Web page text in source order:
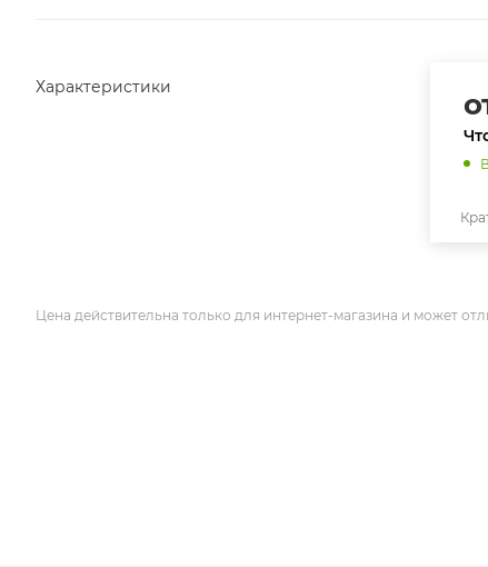
Характеристики
Цена действительна только для интернет-магазина и может